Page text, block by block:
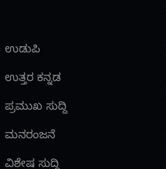
ಉಡುಪಿ
ಉತ್ತರ ಕನ್ನಡ
ಪ್ರಮುಖ ಸುದ್ದಿ
ಮನರಂಜನೆ
ವಿಶೇಷ ಸುದ್ದಿ